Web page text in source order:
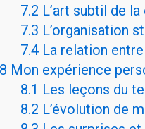
7.2 L’art subtil de
7.3 L’organisation
7.4 La relation
8 Mon expérience
8.1 Les leçons du
8.2 L’évolution de